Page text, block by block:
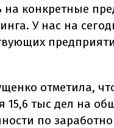
на конкретные
У нас на
отметила,
15,6 тыс дел на
по